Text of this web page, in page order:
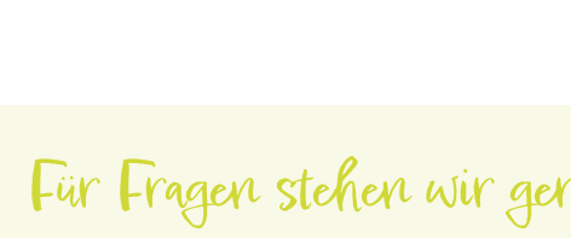
Für Fragen stehen wir